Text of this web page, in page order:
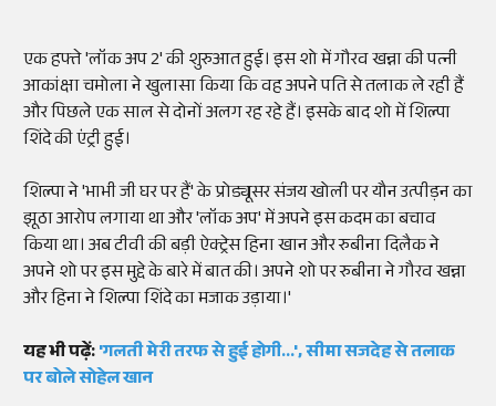
एक हफ्ते 'लॉक अप 2' की शुरुआत हुई। इस शो में गौरव खन्ना की पत्नी
आकांक्षा चमोला ने खुलासा किया कि वह अपने पति से तलाक ले रही हैं
और पिछले एक साल से दोनों अलग रह रहे हैं। इसके बाद शो में शिल्पा
शिंदे की एंंट्री हुई।
शिल्पा ने 'भाभी जी घर पर हैं' के प्रोड्यूसर संजय खोली पर यौन उत्पीड़न का
झूठा आरोप लगाया था और 'लॉक अप' में अपने इस कदम का बचाव
किया था। अब टीवी की बड़ी ऐक्ट्रेस हिना खान और रुबीना दिलैक ने
अपने शो पर इस मुद्दे के बारे में बात की। अपने शो पर रुबीना ने गौरव खन्ना
और हिना ने शिल्पा शिंदे का मजाक उड़ाया।'
यह भी पढ़ें:'गलती मेरी तरफ से हुई होगी...', सीमा सजदेह से तलाक
पर बोले सोहेल खान